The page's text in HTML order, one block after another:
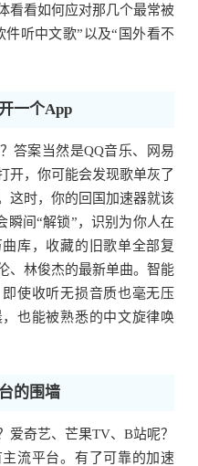
看看如何应对那几个最常被
件听中文歌”以及“国外看不
一个App
答案当然是QQ音乐、网易
开，你可能会发现歌单灰了
这时，你的回国加速器就该
瞬间“解锁”，识别为你人在
库，收藏的旧歌单全部复
、林俊杰的最新单曲。智能
使收听无损音质也毫无压
也能被熟悉的中文旋律唤
的围墙
爱奇艺、芒果TV、B站呢？
流平台。有了可靠的加速